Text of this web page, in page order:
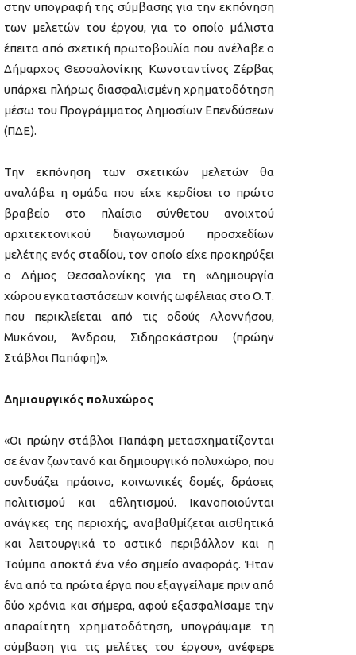
στην υπογραφή της σύμβασης για την εκπόνηση
των μελετών του έργου, για το οποίο μάλιστα
έπειτα από σχετική πρωτοβουλία που ανέλαβε ο
Δήμαρχος Θεσσαλονίκης Κωνσταντίνος Ζέρβας
υπάρχει πλήρως διασφαλισμένη χρηματοδότηση
μέσω του Προγράμματος Δημοσίων Επενδύσεων
(ΠΔΕ).
Την εκπόνηση των σχετικών μελετών θα
αναλάβει η ομάδα που είχε κερδίσει το πρώτο
βραβείο στο πλαίσιο σύνθετου ανοιχτού
αρχιτεκτονικού διαγωνισμού προσχεδίων
μελέτης ενός σταδίου, τον οποίο είχε προκηρύξει
ο Δήμος Θεσσαλονίκης για τη «Δημιουργία
χώρου εγκαταστάσεων κοινής ωφέλειας στο Ο.Τ.
που περικλείεται από τις οδούς Αλοννήσου,
Μυκόνου, Άνδρου, Σιδηροκάστρου (πρώην
Στάβλοι Παπάφη)».
Δημιουργικός πολυχώρος
«Οι πρώην στάβλοι Παπάφη μετασχηματίζονται
σε έναν ζωντανό και δημιουργικό πολυχώρο, που
συνδυάζει πράσινο, κοινωνικές δομές, δράσεις
πολιτισμού και αθλητισμού. Ικανοποιούνται
ανάγκες της περιοχής, αναβαθμίζεται αισθητικά
και λειτουργικά το αστικό περιβάλλον και η
Τούμπα αποκτά ένα νέο σημείο αναφοράς. Ήταν
ένα από τα πρώτα έργα που εξαγγείλαμε πριν από
δύο χρόνια και σήμερα, αφού εξασφαλίσαμε την
απαραίτητη χρηματοδότηση, υπογράψαμε τη
σύμβαση για τις μελέτες του έργου», ανέφερε